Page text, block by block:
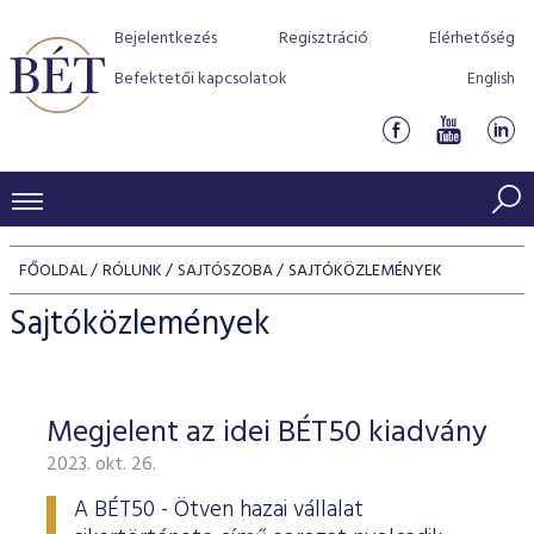
Bejelentkezés Regisztráció
Elérhetőség
Befektetői kapcsolatok
English
KERESKEDÉSI ADATOK
INDEXEK
Jelzáloglevél indexek
Vállalati kötvény indexek
Azonnali Piac
Részvények
Származékos piac
BEFEKTETŐK
Részvény szekció
Hitelpapír szekció
BÉT szabályzatok
Befektetővédelem
Alkalmazott díjstruktúra
Elszámolás
Részvény és vállalati kötvény tőzsdei bevezetését
program
BÉT Xtend - Részvénypiac egyszerűen
TŐZSDETAGOK
Tőzsdetagok, üzletkötők
VENDOROK
FŐOLDAL RÓLUNK SAJTÓSZOBA SAJTÓKÖZLEMÉNYEK
Sajtóközlemények
Megjelent az idei BÉT50 kiadvány
2023. okt. 26.
A BÉT50 - Ötven hazai vállalat